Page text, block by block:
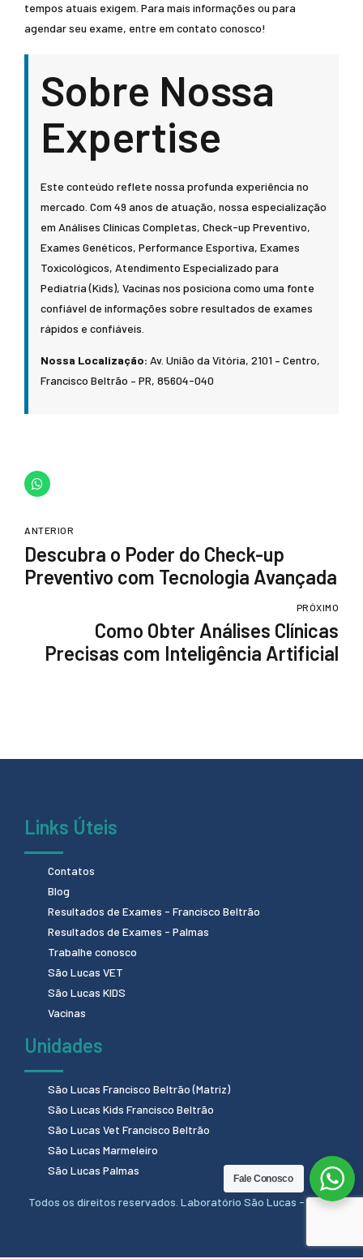
tempos atuais exigem. Para mais informações ou para
agendar seu exame, entre em contato conosco!
Sobre Nossa
Expertise
Este conteúdo reflete nossa profunda experiência no
mercado. Com 49 anos de atuação, nossa especialização
em Análises Clínicas Completas, Check-up Preventivo,
Exames Genéticos, Performance Esportiva, Exames
Toxicológicos, Atendimento Especializado para
Pediatria (Kids), Vacinas nos posiciona como uma fonte
confiável de informações sobre resultados de exames
rápidos e confiáveis.
Nossa Localização: Av. União da Vitória, 2101 – Centro,
Francisco Beltrão – PR, 85604-040
ANTERIOR
Descubra o Poder do Check-up
Preventivo com Tecnologia Avançada
PRÓXIMO
Como Obter Análises Clínicas
Precisas com Inteligência Artificial
Links Úteis
Contatos
Blog
Resultados de Exames - Francisco Beltrão
Resultados de Exames - Palmas
Trabalhe conosco
São Lucas VET
São Lucas KIDS
Vacinas
Unidades
São Lucas Francisco Beltrão (Matriz)
São Lucas Kids Francisco Beltrão
São Lucas Vet Francisco Beltrão
São Lucas Marmeleiro
São Lucas Palmas
Todos os direitos reservados. Laboratório São Lucas - 2024.
Fale Conosco